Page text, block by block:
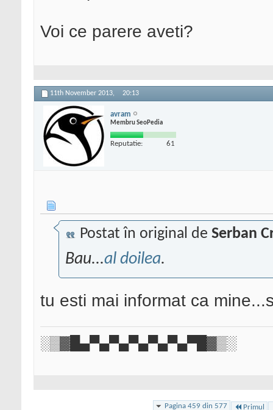
Voi ce parere aveti?
11th November 2013, 20:13
avram
Membru SeoPedia
Reputatie: 61
Postat în original de Serban
Bau...al doilea.
tu esti mai informat ca
░▒▓█▄▀▄▀▄▀▄▀▄▀▄▀█▓▒░
Pagina 459 din 577 Primul